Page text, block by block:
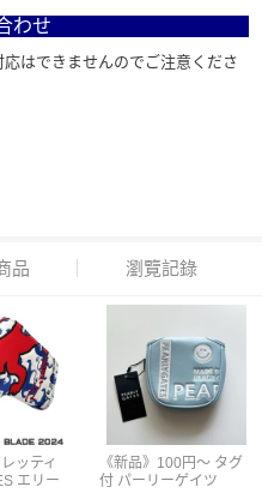
わせ
はできませんのでご注意くださ
品 瀏覽記錄
ッティ
エリー
《新品》100円〜 タグ
付 パーリーゲイツ